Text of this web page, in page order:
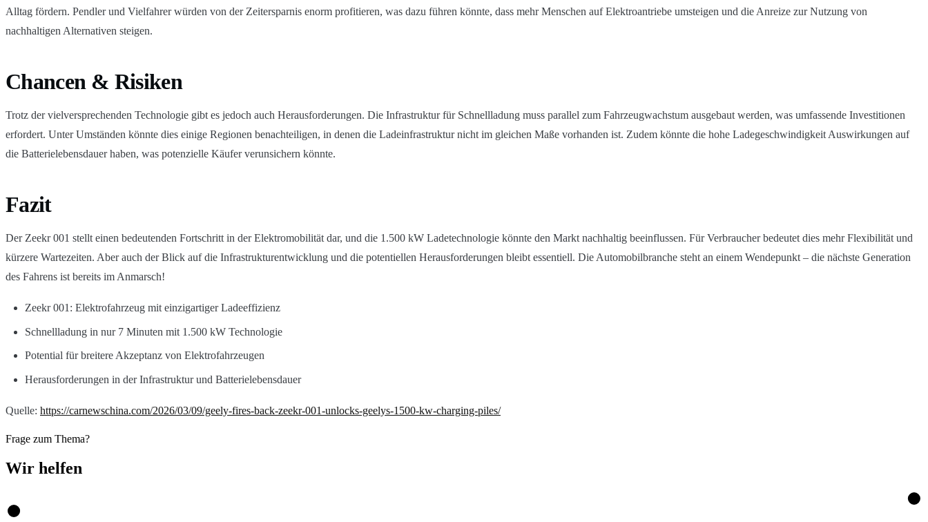
Alltag fördern. Pendler und Vielfahrer würden von der Zeitersparnis enorm profitieren, was dazu führen könnte, dass mehr Menschen auf Elektroantriebe umsteigen und die Anreize zur Nutzung von
nachhaltigen Alternativen steigen.
Chancen & Risiken
Trotz der vielversprechenden Technologie gibt es jedoch auch Herausforderungen. Die Infrastruktur für Schnellladung muss parallel zum Fahrzeugwachstum ausgebaut werden, was umfassende Investitionen
erfordert. Unter Umständen könnte dies einige Regionen benachteiligen, in denen die Ladeinfrastruktur nicht im gleichen Maße vorhanden ist. Zudem könnte die hohe Ladegeschwindigkeit Auswirkungen auf
die Batterielebensdauer haben, was potenzielle Käufer verunsichern könnte.
Fazit
Der Zeekr 001 stellt einen bedeutenden Fortschritt in der Elektromobilität dar, und die 1.500 kW Ladetechnologie könnte den Markt nachhaltig beeinflussen. Für Verbraucher bedeutet dies mehr Flexibilität und
kürzere Wartezeiten. Aber auch der Blick auf die Infrastrukturentwicklung und die potentiellen Herausforderungen bleibt essentiell. Die Automobilbranche steht an einem Wendepunkt – die nächste Generation
des Fahrens ist bereits im Anmarsch!
Zeekr 001: Elektrofahrzeug mit einzigartiger Ladeeffizienz
Schnellladung in nur 7 Minuten mit 1.500 kW Technologie
Potential für breitere Akzeptanz von Elektrofahrzeugen
Herausforderungen in der Infrastruktur und Batterielebensdauer
Quelle: https://carnewschina.com/2026/03/09/geely-fires-back-zeekr-001-unlocks-geelys-1500-kw-charging-piles/
Frage zum Thema?
Wir helfen